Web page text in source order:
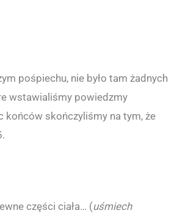
pośpiechu, nie było tam żadnych
wstawialiśmy powiedzmy
końców skończyliśmy na tym, że
części ciała… (uśmiech